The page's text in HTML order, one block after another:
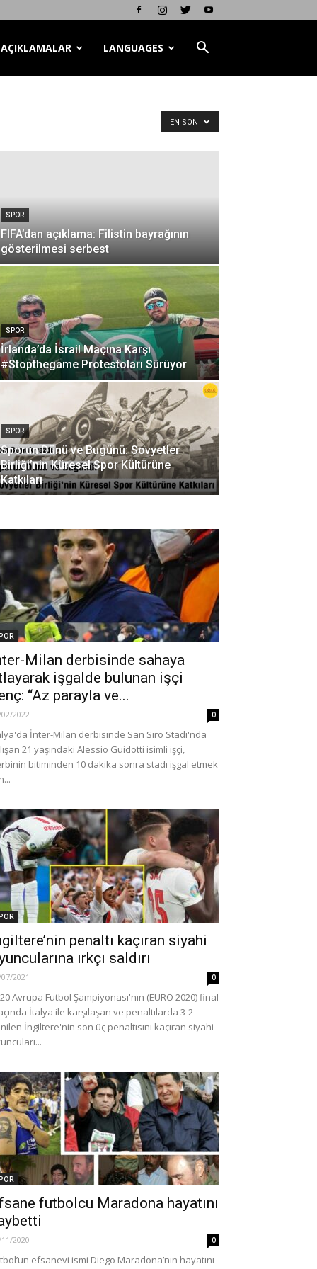
AÇIKLAMALAR LANGUAGES
EN SON
SPOR
FIFA’dan açıklama: Filistin bayrağının
gösterilmesi serbest
SPOR
İrlanda’da İsrail Maçına Karşı
#Stopthegame Protestoları Sürüyor
SPOR
Sporun Dünü ve Bugünü: Sovyetler
Birliği’nin Küresel Spor Kültürüne
Katkıları
Milan derbisinde sahaya
işgalde bulunan işçi
“Az parayla ve...
2022 0
İnter-Milan derbisinde San Siro Stadı'nda
21 yaşındaki Alessio Guidotti isimli işçi,
bitiminden 10 dakika sonra stadı işgal etmek
penaltı kaçıran siyahi
ırkçı saldırı
2021 0
Avrupa Futbol Şampiyonası'nın (EURO 2020) final
İtalya ile karşılaşan ve penaltılarda 3-2
İngiltere'nin son üç penaltısını kaçıran siyahi
futbolcu Maradona hayatını
2020 0
efsanevi ismi Diego Maradona’nın hayatını